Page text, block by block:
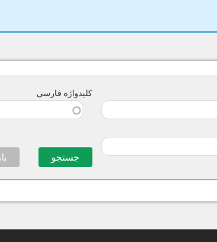
کلیدواژه فارسی